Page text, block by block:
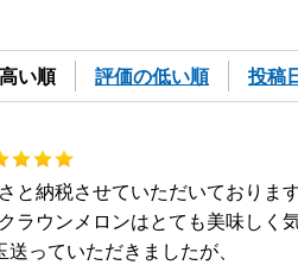
い順 評価の低い順 投稿
と納税させていただいております
ラウンメロンはとても美味しく
っていただきましたが、